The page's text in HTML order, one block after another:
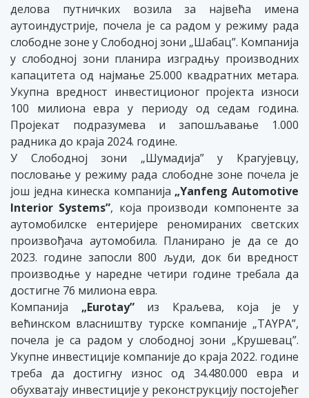
делова путничких возила за највећа имена
аутоиндустрије, почела је са радом у режиму рада
слободне зоне у Слободној зони „Шабац”. Компанија
у слободној зони планира изградњу производних
капацитета од најмање 25.000 квадратних метара.
Укупна вредност инвестиционог пројекта износи
100 милиона евра у периоду од седам година.
Пројекат подразумева и запошљавање 1.000
радника до краја 2024. године.
У Слободној зони „Шумадија” у Крагујевцу,
пословање у режиму рада слободне зоне почела је
још једна кинеска компанија „Yanfeng Automotive
Interior Systems”, која производи компоненте за
аутомобилске ентеријере реномираних светских
произвођача аутомобила. Планирано је да се до
2023. године запосли 800 људи, док би вредност
производње у наредне четири године требала да
достигне 76 милиона евра.
Компанија „Eurotay”из Краљева, која је у
већинском власништву турске компаније „TAYPA”,
почела је са радом у слободној зони „Крушевац”.
Укупне инвестиције компаније до краја 2022. године
треба да достигну износ од 34.480.000 евра и
обухватају инвестиције у реконструкцију постојећег